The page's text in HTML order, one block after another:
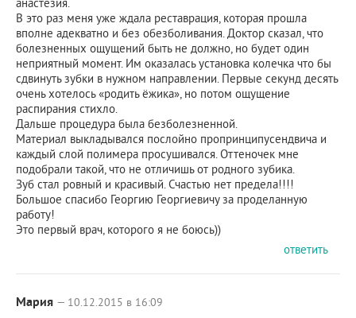
анастезия.
В это раз меня уже ждала реставрация, которая прошла
вполне адекватно и без обезболивания. Доктор сказал, что
болезненных ощущений быть не должно, но будет один
неприятный момент. Им оказалась установка колечка что бы
сдвинуть зубки в нужном направлении. Первые секунд десять
очень хотелось «родить ёжика», но потом ощущение
распирания стихло.
Дальше процедура была безболезненной.
Материал выкладывался послойно пропринципусендвича и
каждый слой полимера просушивался. Оттеночек мне
подобрали такой, что не отличишь от родного зубика.
Зуб стал ровный и красивый. Счастью нет предела!!!!
Большое спасибо Георгию Георгиевичу за проделанную
работу!
Это первый врач, которого я не боюсь))
ответить
Мария — 10.12.2015 в 16:09